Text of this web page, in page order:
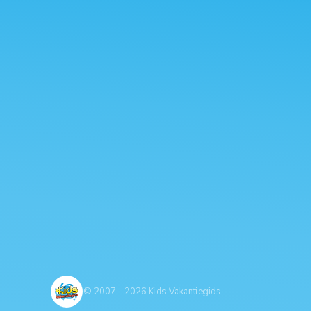
© 2007 - 2026 Kids Vakantiegids